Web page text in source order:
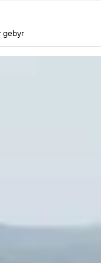
gebyr